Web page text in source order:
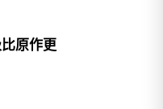
原作更